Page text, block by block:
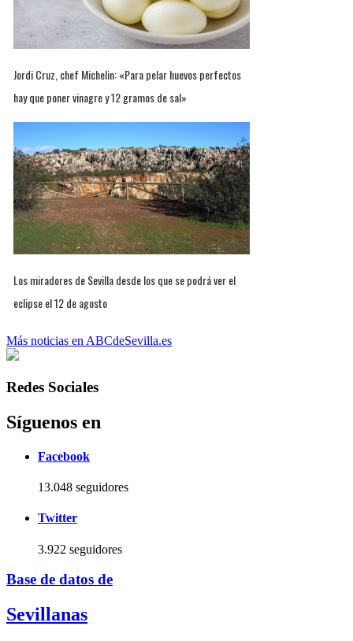
Jordi Cruz, chef Michelin: «Para pelar huevos perfectos
hay que poner vinagre y 12 gramos de sal»
Los miradores de Sevilla desde los que se podrá ver el
eclipse el 12 de agosto
Más noticias en ABCdeSevilla.es
Redes Sociales
Síguenos en
Facebook
13.048 seguidores
Twitter
3.922 seguidores
Base de datos de
Sevillanas